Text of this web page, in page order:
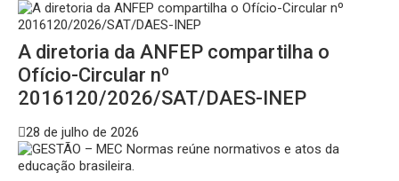
A diretoria da ANFEP compartilha o
Ofício-Circular nº
2016120/2026/SAT/DAES-INEP
28 de julho de 2026